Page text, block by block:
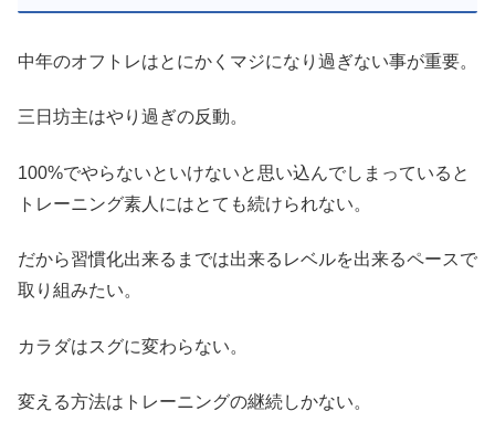
中年のオフトレはとにかくマジになり過ぎない事が重要。
三日坊主はやり過ぎの反動。
100%でやらないといけないと思い込んでしまっていると
トレーニング素人にはとても続けられない。
だから習慣化出来るまでは出来るレベルを出来るペースで
取り組みたい。
カラダはスグに変わらない。
変える方法はトレーニングの継続しかない。